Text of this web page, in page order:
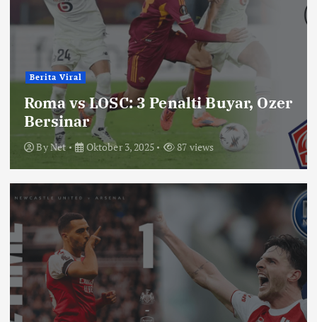
Berita Viral
Roma vs LOSC: 3 Penalti Buyar, Ozer
Bersinar
ByNet Oktober 3, 2025 87 views